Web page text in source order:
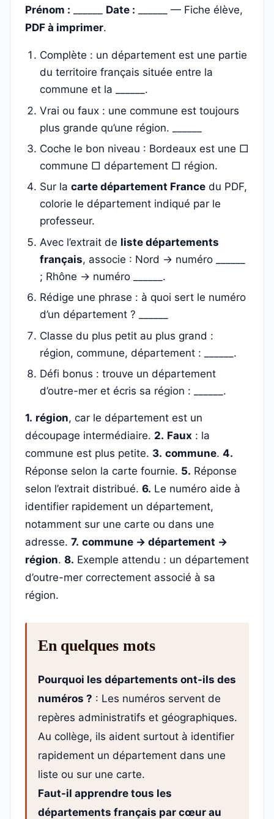
Prénom : Date : ______ — Fiche élève,
PDF à imprimer.
Complète : un département est une partie
du territoire français située entre la
commune et la ______.
Vrai ou faux : une commune est toujours
plus grande qu’une région. ______
Coche le bon niveau : Bordeaux est une □
commune □ département □ région.
Sur la carte département France du PDF,
colorie le département indiqué par le
professeur.
Avec l’extrait de liste départements
français, associe : Nord → numéro ______
; Rhône → numéro ______.
Rédige une phrase : à quoi sert le numéro
d’un département ? ______
Classe du plus petit au plus grand :
région, commune, département : ______.
Défi bonus : trouve un département
d’outre-mer et écris sa région : ______.
1. région, car le département est un
découpage intermédiaire. 2. Faux : la
commune est plus petite. 3. commune. 4.
Réponse selon la carte fournie. 5. Réponse
selon l’extrait distribué. 6. Le numéro aide à
identifier rapidement un département,
notamment sur une carte ou dans une
adresse. 7. commune → département →
région. 8. Exemple attendu : un département
d’outre-mer correctement associé à sa
région.
En quelques mots
Pourquoi les départements ont-ils des
numéros ? : Les numéros servent de
repères administratifs et géographiques.
Au collège, ils aident surtout à identifier
rapidement un département dans une
liste ou sur une carte.
Faut-il apprendre tous les
départements français par cœur au